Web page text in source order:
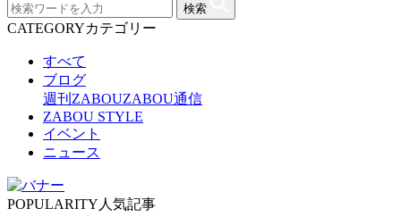
検索
CATEGORYカテゴリー
すべて
ブログ
週刊ZABOUZABOU通信
ZABOU STYLE
イベント
ニュース
POPULARITY 人気記事